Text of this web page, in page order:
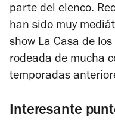
parte del elenco.
han sido muy
show La Casa de los
rodeada de mucha
temporadas
Interesante